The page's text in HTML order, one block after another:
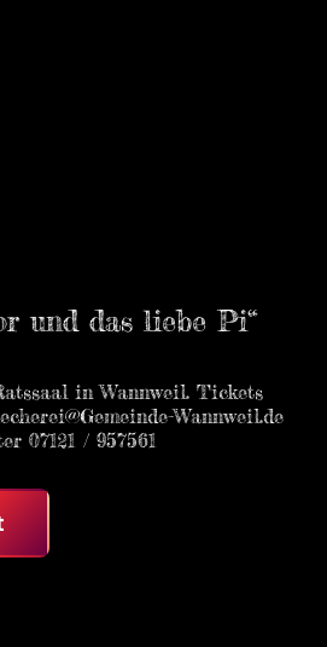
und das liebe Pi“
in Wannweil. Tickets
Wannweil.de
07121 / 957561